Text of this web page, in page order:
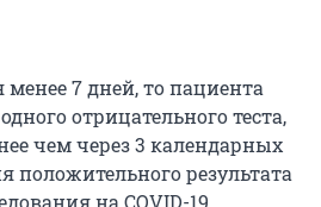
7 дней, то пациента
отрицательного теста,
чем через 3 календарных
положительного результата
на COVID-19.